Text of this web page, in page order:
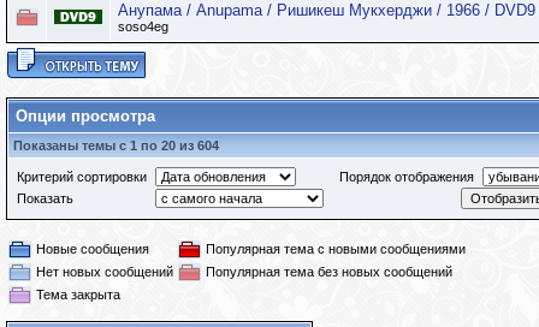
Анупама / Anupama / Ришикеш Мукхерджи / 1966 / DVD9
soso4eg
Опции просмотра
Показаны темы с 1 по 20 из 604
Критерий сортировки
Порядок отображения
Показать
Новые сообщения
Популярная тема с новыми сообщениями
Нет новых сообщений
Популярная тема без новых сообщений
Тема закрыта